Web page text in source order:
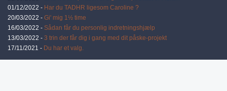
01/12/2022 - Har du TADHR ligesom Caroline ?
20/03/2022 - Gi' mig 1½ time
16/03/2022 - Sådan får du personlig indretningshjælp
13/03/2022 - 3 trin der får dig i gang med dit påske-projekt
17/11/2021 - Du har et valg.